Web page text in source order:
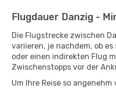
Flugdauer Danzig -
Die Flugstrecke zwischen
variieren, je nachdem, ob
oder einen indirekten Flug
Zwischenstopps vor der
Um Ihre Reise so